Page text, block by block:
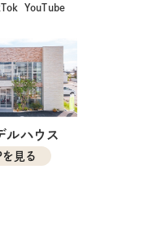
YouTube
ルハウス
見る